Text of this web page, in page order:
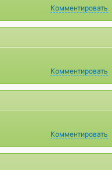
Комментировать
Комментировать
Комментировать